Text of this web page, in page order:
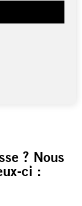
? Nous
ci :